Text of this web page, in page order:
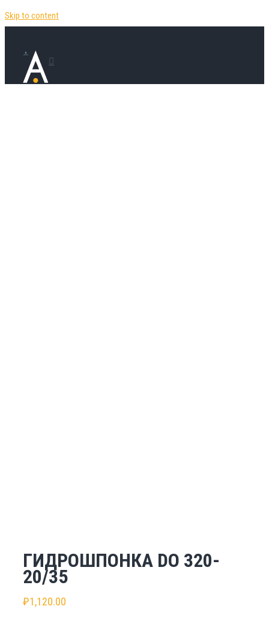
Skip to content
ГИДРОШПОНКА DO 320-
20/35
₽1,120.00